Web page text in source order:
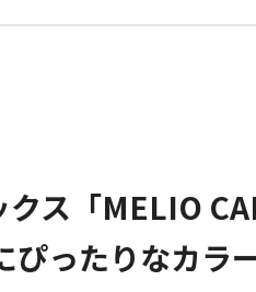
クス「MELIO
ぴったりなカラ